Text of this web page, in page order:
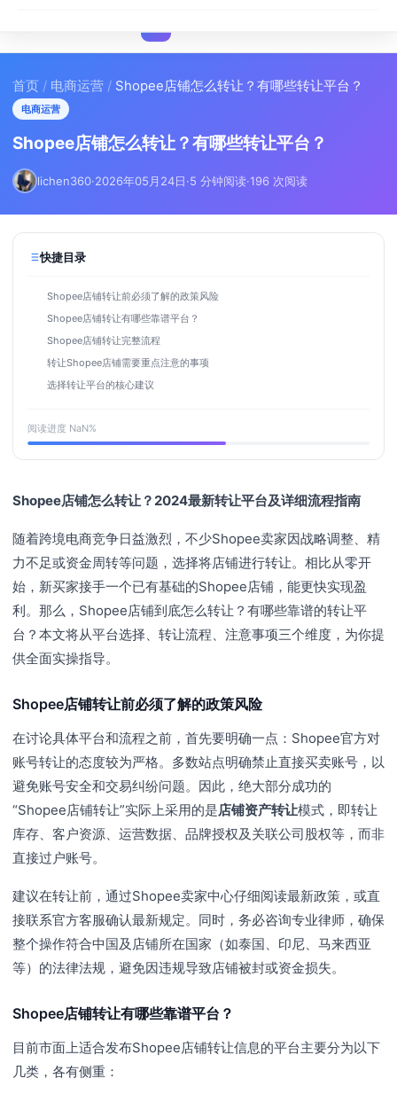
首页 / 电商运营 / Shopee店铺怎么转让？有哪些转让平台？
电商运营
Shopee店铺怎么转让？有哪些转让平台？
lichen360·2026年05月24日·5 分钟阅读·196 次阅读
快捷目录
Shopee店铺转让前必须了解的政策风险
Shopee店铺转让有哪些靠谱平台？
Shopee店铺转让完整流程
转让Shopee店铺需要重点注意的事项
选择转让平台的核心建议
阅读进度 NaN%
Shopee店铺怎么转让？2024最新转让平台及详细流程指南
随着跨境电商竞争日益激烈，不少Shopee卖家因战略调整、精
力不足或资金周转等问题，选择将店铺进行转让。相比从零开
始，新买家接手一个已有基础的Shopee店铺，能更快实现盈
利。那么，Shopee店铺到底怎么转让？有哪些靠谱的转让平
台？本文将从平台选择、转让流程、注意事项三个维度，为你提
供全面实操指导。
Shopee店铺转让前必须了解的政策风险
在讨论具体平台和流程之前，首先要明确一点：Shopee官方对
账号转让的态度较为严格。多数站点明确禁止直接买卖账号，以
避免账号安全和交易纠纷问题。因此，绝大部分成功的
“Shopee店铺转让”实际上采用的是店铺资产转让模式，即转让
库存、客户资源、运营数据、品牌授权及关联公司股权等，而非
直接过户账号。
建议在转让前，通过Shopee卖家中心仔细阅读最新政策，或直
接联系官方客服确认最新规定。同时，务必咨询专业律师，确保
整个操作符合中国及店铺所在国家（如泰国、印尼、马来西亚
等）的法律法规，避免因违规导致店铺被封或资金损失。
Shopee店铺转让有哪些靠谱平台？
目前市面上适合发布Shopee店铺转让信息的平台主要分为以下
几类，各有侧重：